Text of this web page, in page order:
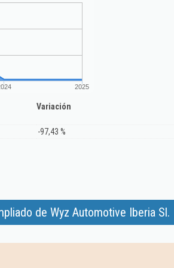
2025
Variación
-97,43 %
de Wyz Automotive Iberia Sl.